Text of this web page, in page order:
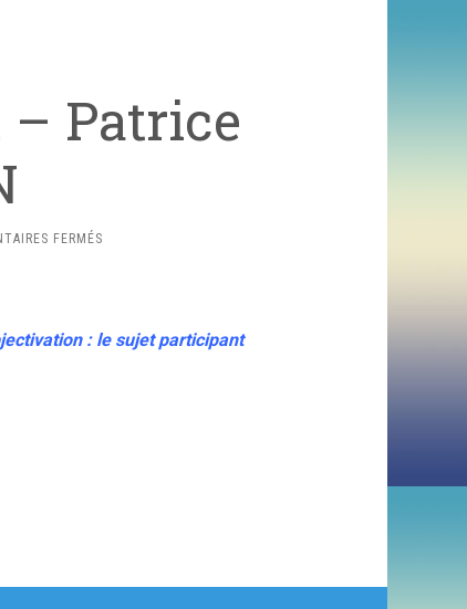
– Patrice
FERMÉSSUR
BOURDON
: le sujet participant